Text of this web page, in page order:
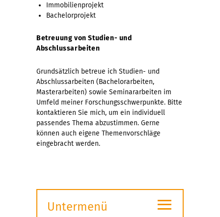
Immobilienprojekt
Bachelorprojekt
Betreuung von Studien- und
Abschlussarbeiten
Grundsätzlich betreue ich Studien- und
Abschlussarbeiten (Bachelorarbeiten,
Masterarbeiten) sowie Seminararbeiten im
Umfeld meiner Forschungsschwerpunkte. Bitte
kontaktieren Sie mich, um ein individuell
passendes Thema abzustimmen. Gerne
können auch eigene Themenvorschläge
eingebracht werden.
Untermenü
≡